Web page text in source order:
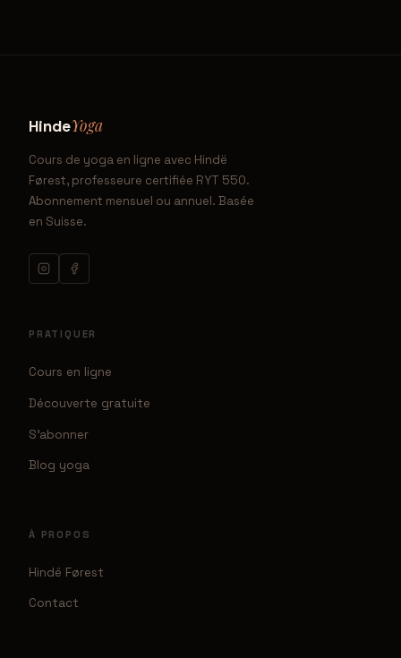
HindeYoga
Cours de yoga en ligne avec Hindë
Førest, professeure certifiée RYT 550.
Abonnement mensuel ou annuel. Basée
en Suisse.
PRATIQUER
Cours en ligne
Découverte gratuite
S'abonner
Blog yoga
À PROPOS
Hindë Førest
Contact